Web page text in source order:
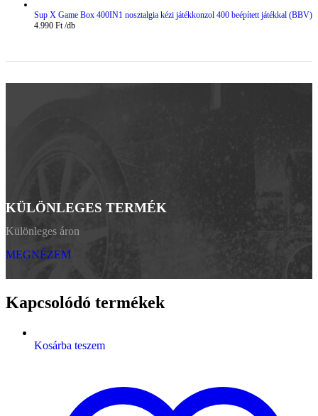
Sup X Game Box 400IN1 nosztalgia kézi játékkonzol 400 beépített játékkal (BBV)
4.990 Ft
KÜLÖNLEGES TERMÉK
Különleges áron
MEGNÉZEM
Kapcsolódó termékek
Kosárba teszem